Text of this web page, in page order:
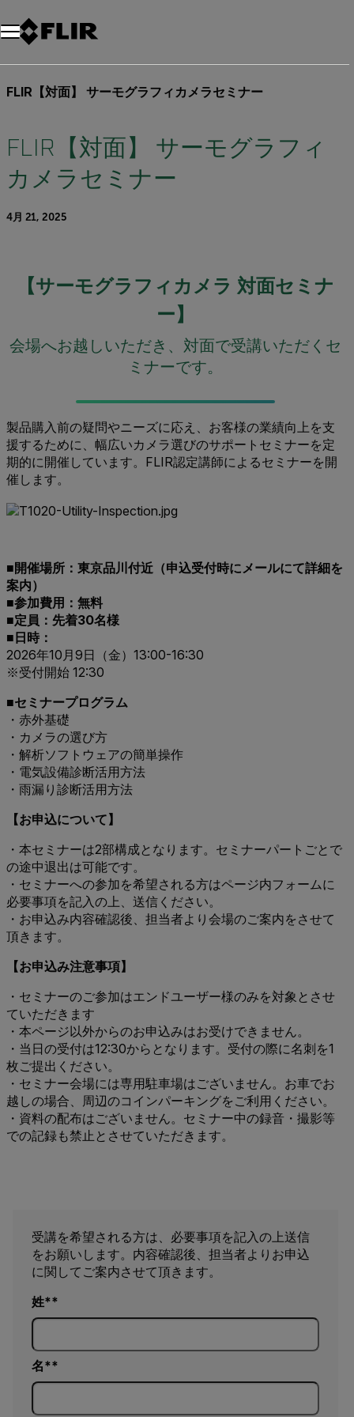
FLIR【対面】 サーモグラフィカメラセミナー
FLIR【対面】 サーモグラフィ
カメラセミナー
4月 21, 2025
【サーモグラフィカメラ 対面セミナ
ー】
会場へお越しいただき、対面で受講いただくセ
ミナーです。
製品購入前の疑問やニーズに応え、お客様の業績向上を支
援するために、幅広いカメラ選びのサポートセミナーを定
期的に開催しています。FLIR認定講師によるセミナーを開
催します。
■開催場所：東京品川付近（申込受付時にメールにて詳細を
案内）
■参加費用：無料
■定員：先着30名様
■日時：
2026年10月9日（金）13:00-16:30
※受付開始 12:30
■セミナープログラム
・赤外基礎
・カメラの選び方
・解析ソフトウェアの簡単操作
・電気設備診断活用方法
・雨漏り診断活用方法
【お申込について】
・本セミナーは2部構成となります。セミナーパートごとで
の途中退出は可能です。
・セミナーへの参加を希望される方はページ内フォームに
必要事項を記入の上、送信ください。
・お申込み内容確認後、担当者より会場のご案内をさせて
頂きます。
【お申込み注意事項】
・セミナーのご参加はエンドユーザー様のみを対象とさせ
ていただきます
・本ページ以外からのお申込みはお受けできません。
・当日の受付は12:30からとなります。受付の際に名刺を1
枚ご提出ください。
・セミナー会場には専用駐車場はございません。お車でお
越しの場合、周辺のコインパーキングをご利用ください。
・資料の配布はございません。セミナー中の録音・撮影等
での記録も禁止とさせていただきます。
受講を希望される方は、必要事項を記入の上送信
をお願いします。内容確認後、担当者よりお申込
に関してご案内させて頂きます。
姓*
名*